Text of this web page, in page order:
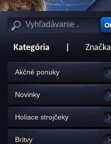
Kategória Značka
Akčné ponuky
Novinky
Holiace strojčeky
Britvy